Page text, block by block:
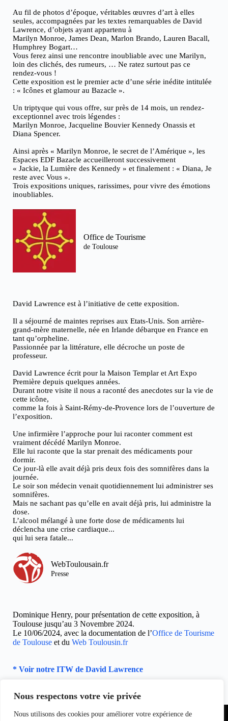
Nous respectons votre vie privée
Nous utilisons des cookies pour améliorer votre expérience de
Au fil de photos d’époque, véritables œuvres d’art à elles
seules, accompagnées par les textes remarquables de David
Lawrence, d’objets ayant appartenu à
Marilyn Monroe, James Dean, Marlon Brando, Lauren Bacall,
Humphrey Bogart…
Vous ferez ainsi une rencontre inoubliable avec une Marilyn,
loin des clichés, des rumeurs, … Ne ratez surtout pas ce
rendez-vous !
Cette exposition est le premier acte d’une série inédite intitulée
: « Icônes et glamour au Bazacle ».
Un triptyque qui vous offre, sur près de 14 mois, un rendez-
exceptionnel avec trois légendes :
Marilyn Monroe, Jacqueline Bouvier Kennedy Onassis et
Diana Spencer.
Ainsi après « Marilyn Monroe, le secret de l’Amérique », les
Espaces EDF Bazacle accueilleront successivement
« Jackie, la Lumière des Kennedy » et finalement : « Diana, Je
reste avec Vous ».
Trois expositions uniques, rarissimes, pour vivre des émotions
inoubliables.
Office de Tourisme
de Toulouse
David Lawrence est à l’initiative de cette exposition.
Il a séjourné de maintes reprises aux Etats-Unis. Son arrière-
grand-mère maternelle, née en Irlande débarque en France en
tant qu’orpheline.
Passionnée par la littérature, elle décroche un poste de
professeur.
David Lawrence écrit pour la Maison Templar et Art Expo
Première depuis quelques années.
Durant notre visite il nous a raconté des anecdotes sur la vie de
cette icône,
comme la fois à Saint-Rémy-de-Provence lors de l’ouverture de
l’exposition.
Une infirmière l’approche pour lui raconter comment est
vraiment décédé Marilyn Monroe.
Elle lui raconte que la star prenait des médicaments pour
dormir.
Ce jour-là elle avait déjà pris deux fois des somnifères dans la
journée.
Le soir son médecin venait quotidiennement lui administrer ses
somnifères.
Mais ne sachant pas qu’elle en avait déjà pris, lui administre la
dose.
L’alcool mélangé à une forte dose de médicaments lui
déclencha une crise cardiaque...
qui lui sera fatale...
WebToulousain.fr
Presse
Dominique Henry, pour présentation de cette exposition, à
Toulouse jusqu’au 3 Novembre 2024.
Le 10/06/2024, avec la documentation de l’Office de Tourisme
de Toulouse et du Web Toulousin.fr
* Voir notre ITW de David Lawrence
Equipe du
Contact Partenariat